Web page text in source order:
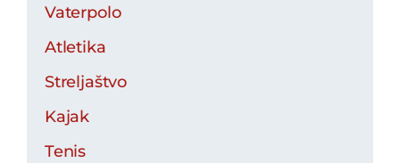
Vaterpolo
Atletika
Streljaštvo
Kajak
Tenis